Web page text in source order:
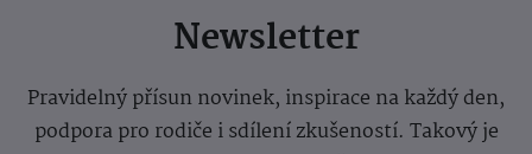
Newsletter
Pravidelný přísun novinek, inspirace na každý den,
podpora pro rodiče i sdílení zkušeností. Takový je